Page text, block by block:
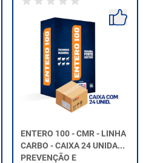
ENTERO 100 - CMR - LINHA
CARBO - CAIXA 24 UNIDA...
PREVENÇÃO E